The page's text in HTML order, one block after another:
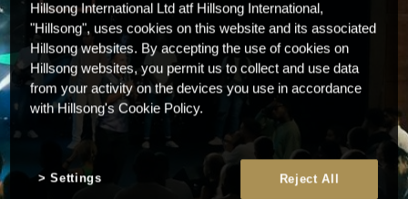
Hillsong International Ltd atf Hillsong International,
"Hillsong", uses cookies on this website and its associated
Hillsong websites. By accepting the use of cookies on
Hillsong websites, you permit us to collect and use data
from your activity on the devices you use in accordance
with Hillsong's Cookie Policy.
Reject All
Settings